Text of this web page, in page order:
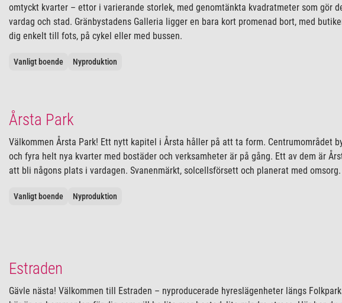
omtyckt kvarter – ettor i varierande storlek, med genomtänkta kvadratmeter som gör
vardag och stad. Gränbystadens Galleria ligger en bara kort promenad bort, med
dig enkelt till fots, på cykel eller med bussen.
Vanligt boende Nyproduktion
Årsta Park
Välkommen Årsta Park! Ett nytt kapitel i Årsta håller på att ta form. Centrumområdet
och fyra helt nya kvarter med bostäder och verksamheter är på gång. Ett av dem är
att bli någons plats i vardagen. Svanenmärkt, solcellsförsett och planerat med omsorg.
Vanligt boende Nyproduktion
Estraden
Gävle nästa! Välkommen till Estraden – nyproducerade hyreslägenheter längs